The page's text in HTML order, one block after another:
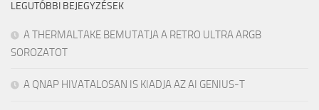
LEGUTÓBBI BEJEGYZÉSEK
A THERMALTAKE BEMUTATJA A RETRO ULTRA ARGB
SOROZATOT
A QNAP HIVATALOSAN IS KIADJA AZ AI GENIUS-T